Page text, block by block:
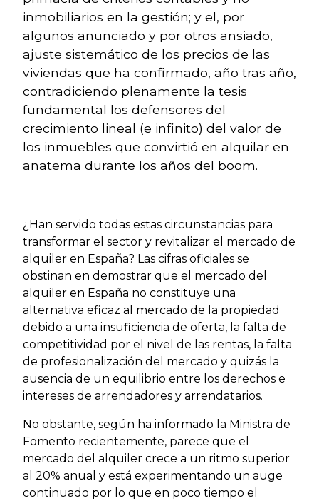
inmobiliarios en la gestión; y el, por
algunos anunciado y por otros ansiado,
ajuste sistemático de los precios de las
viviendas que ha confirmado, año tras año,
contradiciendo plenamente la tesis
fundamental los defensores del
crecimiento lineal (e infinito) del valor de
los inmuebles que convirtió en alquilar en
anatema durante los años del boom.
¿Han servido todas estas circunstancias para
transformar el sector y revitalizar el mercado de
alquiler en España? Las cifras oficiales se
obstinan en demostrar que el mercado del
alquiler en España no constituye una
alternativa eficaz al mercado de la propiedad
debido a una insuficiencia de oferta, la falta de
competitividad por el nivel de las rentas, la falta
de profesionalización del mercado y quizás la
ausencia de un equilibrio entre los derechos e
intereses de arrendadores y arrendatarios.
No obstante, según ha informado la Ministra de
Fomento recientemente, parece que el
mercado del alquiler crece a un ritmo superior
al 20% anual y está experimentando un auge
continuado por lo que en poco tiempo el